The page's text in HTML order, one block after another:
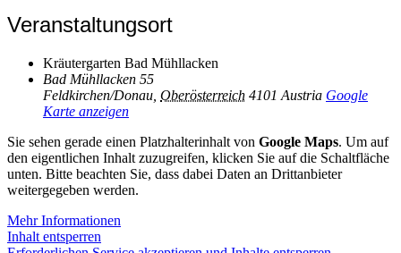
Veranstaltungsort
Kräutergarten Bad Mühllacken
Bad Mühllacken 55
Feldkirchen/Donau Oberösterreich 4101 Austria Google
Karte anzeigen
Sie sehen gerade einen Platzhalterinhalt von Google Maps. Um auf
den eigentlichen Inhalt zuzugreifen, klicken Sie auf die Schaltfläche
unten. Bitte beachten Sie, dass dabei Daten an Drittanbieter
weitergegeben werden.
Mehr Informationen
Inhalt entsperren